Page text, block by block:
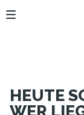
HEUTE
WER